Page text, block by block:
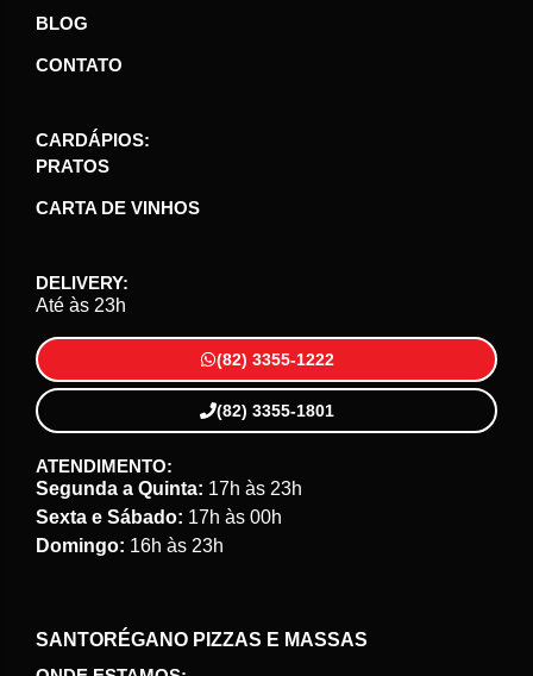
BLOG
CONTATO
CARDÁPIOS:
PRATOS
CARTA DE VINHOS
DELIVERY:
Até às 23h
(82) 3355-1222
(82) 3355-1801
ATENDIMENTO:
Segunda a Quinta: 17h às 23h
Sexta e Sábado: 17h às 00h
Domingo: 16h às 23h
SANTORÉGANO PIZZAS E MASSAS